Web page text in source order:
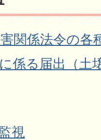
害関係法令の各
係る届出（土
視